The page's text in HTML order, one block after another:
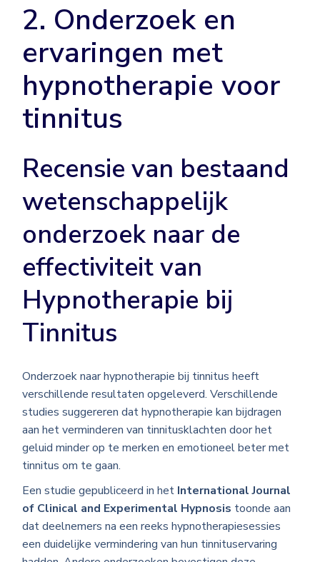
2. Onderzoek en
ervaringen met
hypnotherapie voor
tinnitus
Recensie van bestaand
wetenschappelijk
onderzoek naar de
effectiviteit van
Hypnotherapie bij
Tinnitus
Onderzoek naar hypnotherapie bij tinnitus heeft
verschillende resultaten opgeleverd. Verschillende
studies suggereren dat hypnotherapie kan bijdragen
aan het verminderen van tinnitusklachten door het
geluid minder op te merken en emotioneel beter met
tinnitus om te gaan.
Een studie gepubliceerd in het International Journal
of Clinical and Experimental Hypnosis toonde aan
dat deelnemers na een reeks hypnotherapiesessies
een duidelijke vermindering van hun tinnituservaring